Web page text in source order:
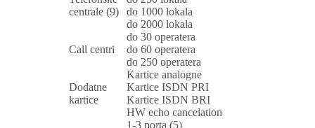
centrale (9)
do 1000 lokala
do 2000 lokala
Call centri
do 30 operatera
do 60 operatera
do 250 operatera
Dodatne
kartice
Kartice analogne
Kartice ISDN PRI
Kartice ISDN BRI
HW echo cancelation
1-3 porta (5)